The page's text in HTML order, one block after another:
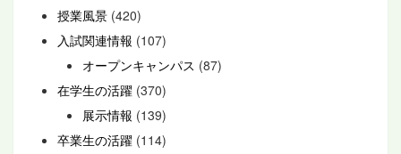
授業風景 (420)
入試関連情報 (107)
オープンキャンパス (87)
在学生の活躍 (370)
展示情報 (139)
卒業生の活躍 (114)